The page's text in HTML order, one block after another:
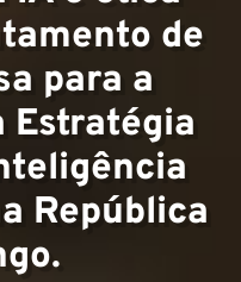
de
para a
Estratégia
República